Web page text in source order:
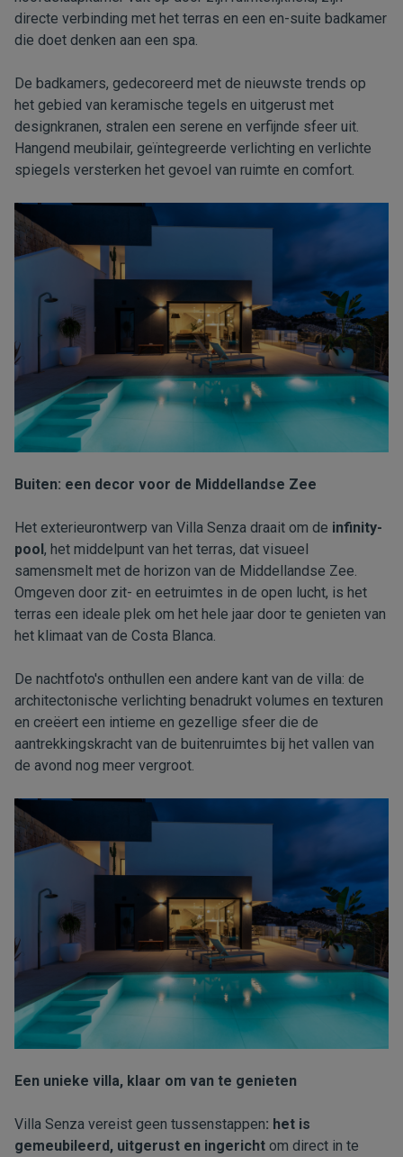
directe verbinding met het terras en een en-suite badkamer
die doet denken aan een spa.
De badkamers, gedecoreerd met de nieuwste trends op
het gebied van keramische tegels en uitgerust met
designkranen, stralen een serene en verfijnde sfeer uit.
Hangend meubilair, geïntegreerde verlichting en verlichte
spiegels versterken het gevoel van ruimte en comfort.
Buiten: een decor voor de Middellandse Zee
Het exterieurontwerp van Villa Senza draait om de infinity-
pool , het middelpunt van het terras, dat visueel
samensmelt met de horizon van de Middellandse Zee.
Omgeven door zit- en eetruimtes in de open lucht, is het
terras een ideale plek om het hele jaar door te genieten van
het klimaat van de Costa Blanca.
De nachtfoto's onthullen een andere kant van de villa: de
architectonische verlichting benadrukt volumes en texturen
en creëert een intieme en gezellige sfeer die de
aantrekkingskracht van de buitenruimtes bij het vallen van
de avond nog meer vergroot.
Een unieke villa, klaar om van te genieten
Villa Senza vereist geen tussenstappen: het is
gemeubileerd, uitgerust en ingericht om direct in te